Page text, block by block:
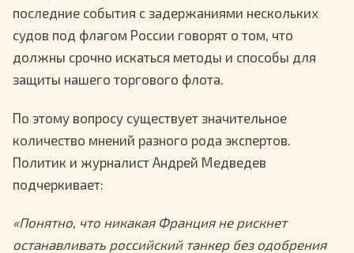
последние события с задержаниями нескольких
судов под флагом России говорят о том, что
должны срочно искаться методы и способы для
защиты нашего торгового флота.
По этому вопросу существует значительное
количество мнений разного рода экспертов.
Политик и журналист Андрей Медведев
подчеркивает:
«Понятно, что никакая Франция не рискнет
останавливать российский танкер без одобрения